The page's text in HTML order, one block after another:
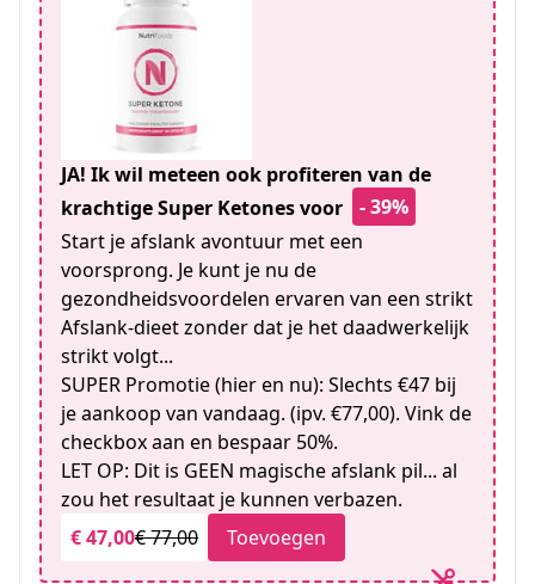
JA! Ik wil meteen ook profiteren van de
krachtige Super Ketones voor
- 39%
Start je afslank avontuur met een
voorsprong. Je kunt je nu de
gezondheidsvoordelen ervaren van een strikt
Afslank-dieet zonder dat je het daadwerkelijk
strikt volgt...
SUPER Promotie (hier en nu): Slechts €47 bij
je aankoop van vandaag. (ipv. €77,00). Vink de
checkbox aan en bespaar 50%.
LET OP: Dit is GEEN magische afslank pil... al
zou het resultaat je kunnen verbazen.
€ 47,00€ 77,00 Toevoegen